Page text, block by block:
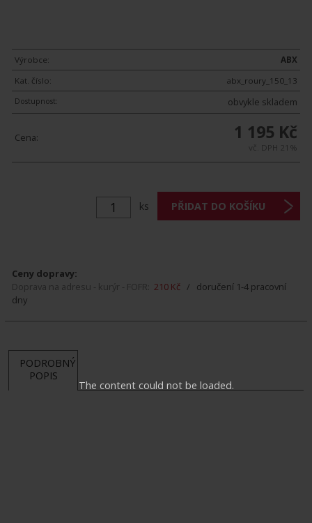
The content could not be loaded.
Výrobce:
ABX
Kat. číslo:
abx_roury_150_13
Dostupnost:
obvykle skladem
Cena: 1 195 Kč
vč. DPH 21%
ks
Ceny dopravy:
Doprava na adresu - kurýr - FOFR: 210 Kč / doručení 1-4 pracovní
dny
PODROBNÝ
POPIS